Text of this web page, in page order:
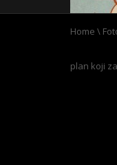
Home \
plan koji